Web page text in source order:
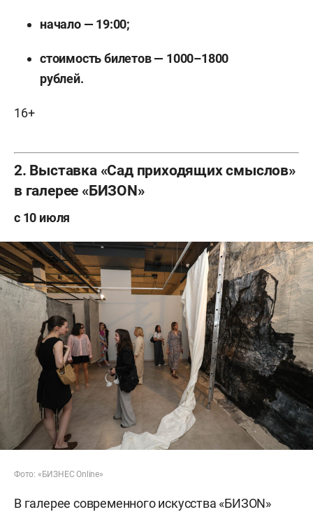
начало — 19:00;
стоимость билетов — 1000–1800
рублей.
16+
2. Выставка «Сад приходящих смыслов»
в галерее «БИЗОN»
с 10 июля
Фото: «БИЗНЕС Online»
В галерее современного искусства «БИЗОN»